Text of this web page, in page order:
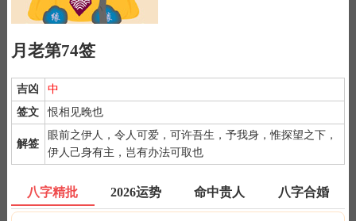
月老第74签
吉凶
中
签文
恨相见晚也
解签
眼前之伊人，令人可爱，可许吾生，予我身，惟探望之下，
伊人己身有主，岂有办法可取也
八字精批 2026运势 命中贵人 八字合婚
秉除杂念，先双手合手默念，月下老人，指点迷津。
2）默念自己姓名、出生时间、居住地址；再请求需要指点的事